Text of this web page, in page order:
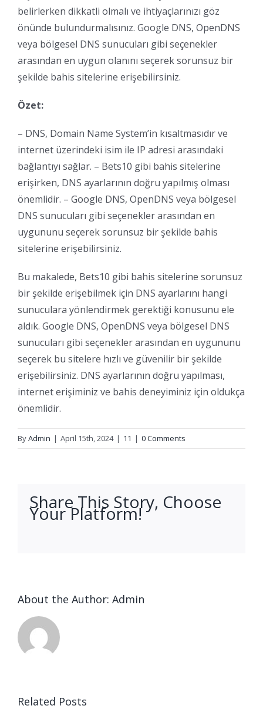
belirlerken dikkatli olmalı ve ihtiyaçlarınızı göz
önünde bulundurmalısınız. Google DNS, OpenDNS
veya bölgesel DNS sunucuları gibi seçenekler
arasından en uygun olanını seçerek sorunsuz bir
şekilde bahis sitelerine erişebilirsiniz.
Özet:
– DNS, Domain Name System’in kısaltmasıdır ve
internet üzerindeki isim ile IP adresi arasındaki
bağlantıyı sağlar. – Bets10 gibi bahis sitelerine
erişirken, DNS ayarlarının doğru yapılmış olması
önemlidir. – Google DNS, OpenDNS veya bölgesel
DNS sunucuları gibi seçenekler arasından en
uygununu seçerek sorunsuz bir şekilde bahis
sitelerine erişebilirsiniz.
Bu makalede, Bets10 gibi bahis sitelerine sorunsuz
bir şekilde erişebilmek için DNS ayarlarını hangi
sunuculara yönlendirmek gerektiği konusunu ele
aldık. Google DNS, OpenDNS veya bölgesel DNS
sunucuları gibi seçenekler arasından en uygununu
seçerek bu sitelere hızlı ve güvenilir bir şekilde
erişebilirsiniz. DNS ayarlarının doğru yapılması,
internet erişiminiz ve bahis deneyiminiz için oldukça
önemlidir.
ByAdmin | April 15th, 2024 | 11 | 0 Comments
Share This Story, Choose
Your Platform!
About the Author: Admin
Related Posts